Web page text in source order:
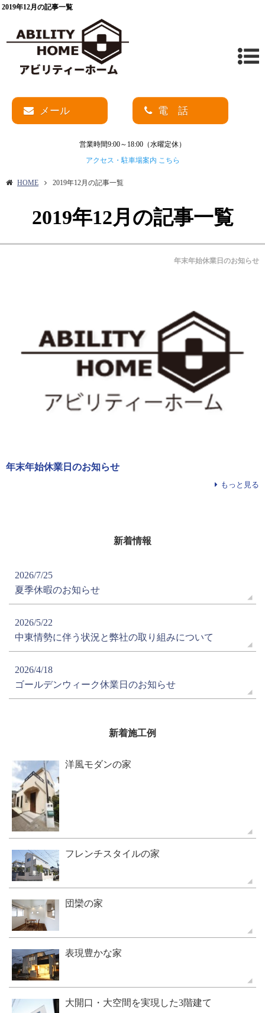
2019年12月の記事一覧
メール 電 話
営業時間9:00～18:00（水曜定休）
アクセス・駐車場案内 こちら
HOME 2019年12月の記事一覧
2019年12月の記事一覧
年末年始休業日のお知らせ
年末年始休業日のお知らせ
もっと見る
新着情報
2026/7/25
夏季休暇のお知らせ
2026/5/22
中東情勢に伴う状況と弊社の取り組みについて
2026/4/18
ゴールデンウィーク休業日のお知らせ
新着施工例
洋風モダンの家
フレンチスタイルの家
団欒の家
表現豊かな家
大開口・大空間を実現した3階建て